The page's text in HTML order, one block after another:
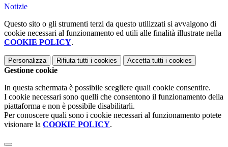
Notizie
Questo sito o gli strumenti terzi da questo utilizzati si avvalgono di
cookie necessari al funzionamento ed utili alle finalità illustrate nella
COOKIE POLICY.
Personalizza Rifiuta tutti i cookies Accetta tutti i cookies
Gestione cookie
In questa schermata è possibile scegliere quali cookie consentire.
I cookie necessari sono quelli che consentono il funzionamento della
piattaforma e non è possibile disabilitarli.
Per conoscere quali sono i cookie necessari al funzionamento potete
visionare la COOKIE POLICY.